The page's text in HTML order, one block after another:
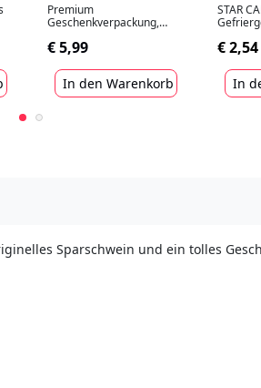
Premium
Geschenkverpackung,
€ 5,99
In den Warenkorb
STAR
€ 2,54
In
Sparschwein und ein tolles